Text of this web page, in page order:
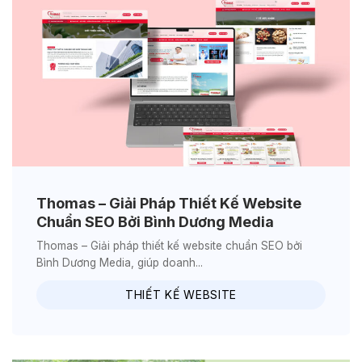
THIẾT KẾ WEBSITE
Thomas – Giải Pháp Thiết Kế Website
Chuẩn SEO Bởi Bình Dương Media
Thomas – Giải pháp thiết kế website chuẩn SEO bởi
Bình Dương Media, giúp doanh...